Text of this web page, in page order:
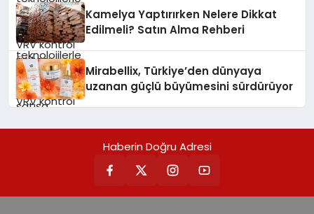
verimli hale getiriyor. Enerji
verimliliğini artırırken modern yaşam
Kamelya Yaptırırken Nelere Dikkat
Edilmeli? Satın Alma Rehberi
Mirabellix, Türkiye’den dünyaya
uzanan güçlü büyümesini sürdürüyor
Haberin Doğru Adresi